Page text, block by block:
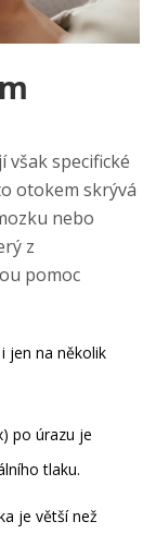
však specifické
otokem skrývá
nebo
z
pomoc
jen na několik
po úrazu je
tlaku.
je větší než